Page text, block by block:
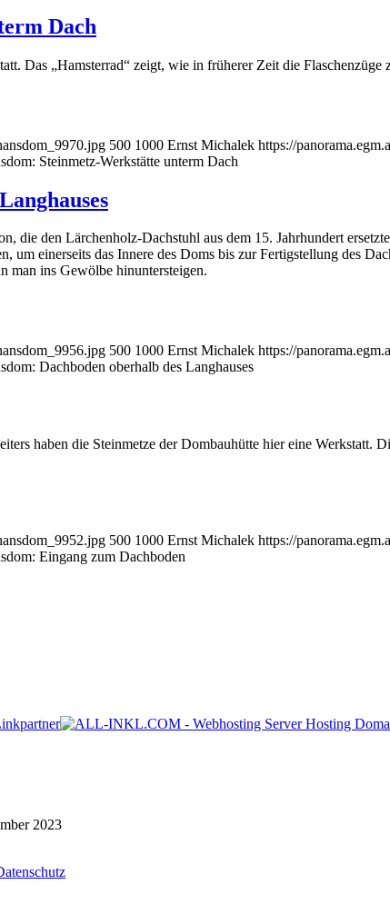
Dach
Das „Hamsterrad“ zeigt, wie in früherer Zeit die
500 1000 Ernst Michalek https://
Steinmetz-Werkstätte unterm Dach
die den Lärchenholz-Dachstuhl aus dem 15. Jahrhundert
um einerseits das Innere des Doms bis zur Fertigstellung des
man ins Gewölbe hinuntersteigen.
500 1000 Ernst Michalek https://
Dachboden oberhalb des Langhauses
haben die Steinmetze der Dombauhütte hier eine
500 1000 Ernst Michalek https://
Eingang zum Dachboden
2023